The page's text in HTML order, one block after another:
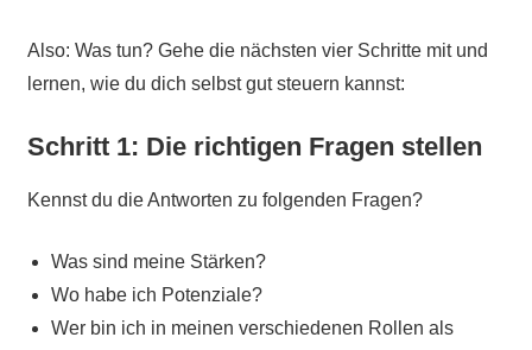
Also: Was tun? Gehe die nächsten vier Schritte mit und
lernen, wie du dich selbst gut steuern kannst:
Schritt 1: Die richtigen Fragen stellen
Kennst du die Antworten zu folgenden Fragen?
Was sind meine Stärken?
Wo habe ich Potenziale?
Wer bin ich in meinen verschiedenen Rollen als